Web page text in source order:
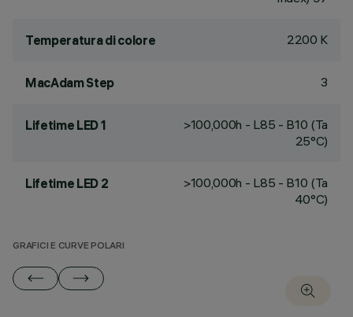
Temperatura di colore 2200 K
MacAdam Step 3
Lifetime LED 1
>100,000h - L85 - B10 (Ta
25°C)
Lifetime LED 2
>100,000h - L85 - B10 (Ta
40°C)
GRAFICI E CURVE POLARI